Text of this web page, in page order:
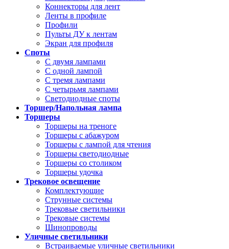
Коннекторы для лент
Ленты в профиле
Профили
Пульты ДУ к лентам
Экран для профиля
Споты
С двумя лампами
С одной лампой
С тремя лампами
С четырьмя лампами
Светодиодные споты
Торшер/Напольная лампа
Торшеры
Торшеры на треноге
Торшеры с абажуром
Торшеры с лампой для чтения
Торшеры светодиодные
Торшеры со столиком
Торшеры удочка
Трековое освещение
Комплектующие
Струнные системы
Трековые светильники
Трековые системы
Шинопроводы
Уличные светильники
Встраиваемые уличные светильники